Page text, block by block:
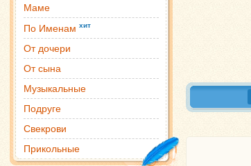
Маме
По Именам хит
От дочери
От сына
Музыкальные
Подруге
Свекрови
Прикольные